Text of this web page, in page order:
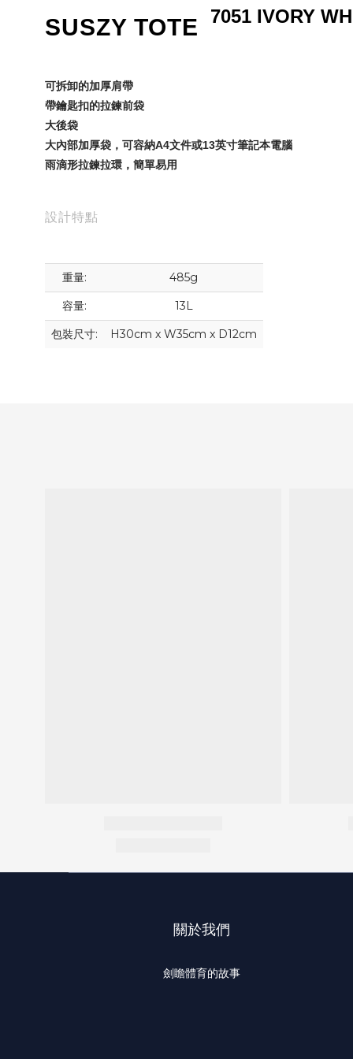
SUSZY TOTE 7051 IVORY
可拆卸的加厚肩帶
帶鑰匙扣的拉鍊前袋
大後袋
大內部加厚袋，可容納A4文件或13英寸筆記本電腦
雨滴形拉鍊拉環，簡單易用
設計特點
重量:
485g
容量:
13L
包裝尺寸:
H30cm x W35cm x D12cm
關於我們
劍瞻體育的故事